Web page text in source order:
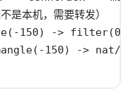
是本机，需要转发）
150) -> filter(0)]
150) -> nat/